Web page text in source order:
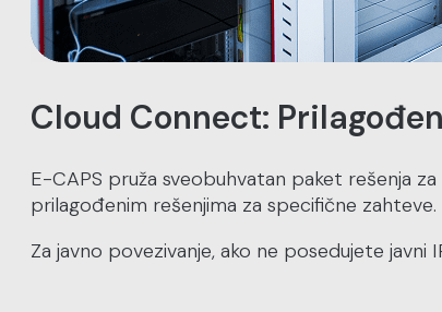
Cloud Connect:
E-CAPS pruža sveobuhvatan paket rešenja
prilagođenim rešenjima za specifične zahteve.
Za javno povezivanje, ako ne posedujete